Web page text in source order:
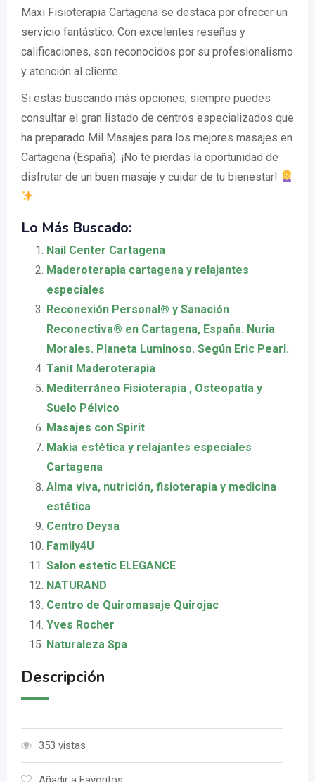
Maxi Fisioterapia Cartagena se destaca por ofrecer un
servicio fantástico. Con excelentes reseñas y
calificaciones, son reconocidos por su profesionalismo
y atención al cliente.
Si estás buscando más opciones, siempre puedes
consultar el gran listado de centros especializados que
ha preparado Mil Masajes para los mejores masajes en
Cartagena (España). ¡No te pierdas la oportunidad de
disfrutar de un buen masaje y cuidar de tu bienestar!
Lo Más Buscado:
Nail Center Cartagena
Maderoterapia cartagena y relajantes
especiales
Reconexión Personal® y Sanación
Reconectiva® en Cartagena, España. Nuria
Morales. Planeta Luminoso. Según Eric Pearl.
Tanit Maderoterapia
Mediterráneo Fisioterapia , Osteopatía y
Suelo Pélvico
Masajes con Spirit
Makia estética y relajantes especiales
Cartagena
Alma viva, nutrición, fisioterapia y medicina
estética
Centro Deysa
Family4U
Salon estetic ELEGANCE
NATURAND
Centro de Quiromasaje Quirojac
Yves Rocher
Naturaleza Spa
Descripción
353 vistas